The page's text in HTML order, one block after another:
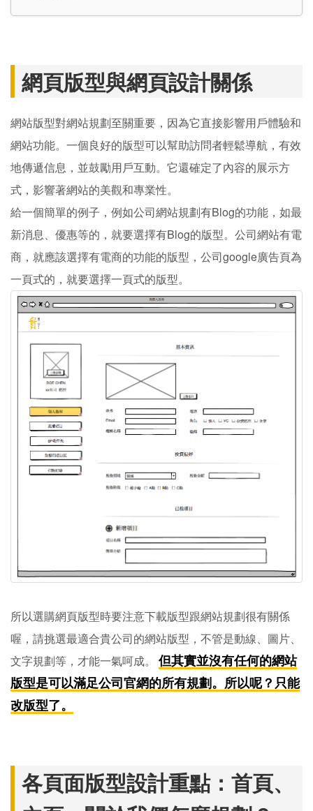
網頁版型與網頁設計關係
網站版型對網站規劃至關重要，因為它直接影響用戶體驗和
網站功能。一個良好的版型可以幫助訪問者輕鬆導航，有效
地傳遞信息，並鼓勵用戶互動。它還確定了內容的展示方
式，影響著網站的美觀和專業性。
給一個簡單的例子，例如公司網站規劃有Blog的功能，如最
新消息、優惠等的，就要選擇有Blog的版型。公司網站有電
商，就應該選擇有電商的功能的版型，公司google廣告頁為
一頁式的，就要選擇一頁式的版型。
所以選購網頁版型時要注意下載版型跟網站規劃很有關係
喔，請挑選最適合貴公司的網站版型，不管是動線、圖片、
文字規劃等，才能一氣呵成。 但其實並沒有任何的網站
版型是可以滿足公司官網的所有規劃。所以呢？只能
改版型了。
各頁面版型設計重點：首頁、